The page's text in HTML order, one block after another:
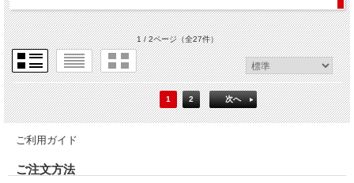
1 / 2ページ（全27件）
1 2 次へ
ご利用ガイド
ご注文方法